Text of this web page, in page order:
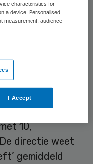
een steeds
onderzoek
hun
een
10,
directie weet
gemiddeld
characteristics for
a device. Personalised
measurement, audience
I Accept